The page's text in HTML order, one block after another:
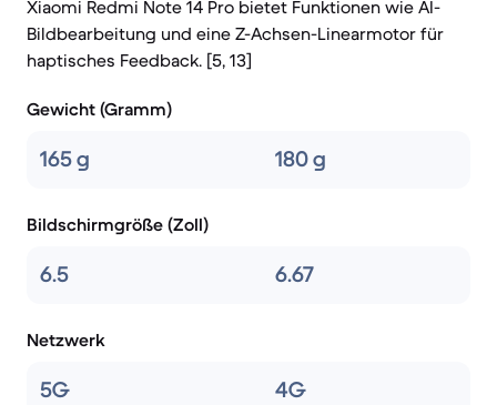
Xiaomi Redmi Note 14 Pro bietet Funktionen wie AI-
Bildbearbeitung und eine Z-Achsen-Linearmotor für
haptisches Feedback. [5, 13]
Gewicht (Gramm)
165 g 180 g
Bildschirmgröße (Zoll)
6.5 6.67
Netzwerk
5G 4G